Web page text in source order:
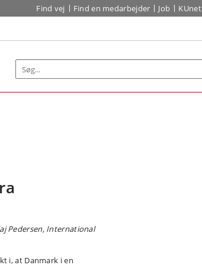
Find vej Find en medarbejder Job KUnet
Pedersen, International
i, at Danmark i en